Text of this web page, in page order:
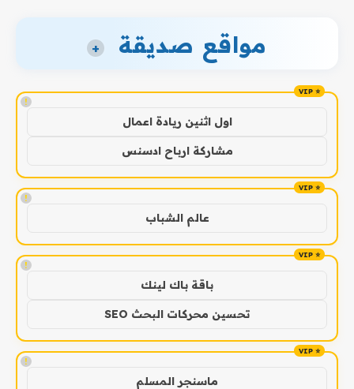
مواقع صديقة +
!
اول اثنين ريادة اعمال
مشاركة ارباح ادسنس
!
عالم الشباب
!
باقة باك لينك
تحسين محركات البحث SEO
!
ماسنجر المسلم